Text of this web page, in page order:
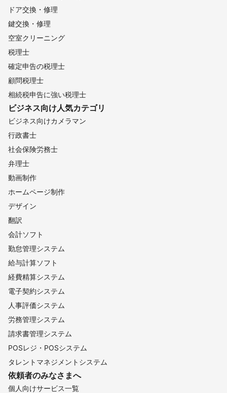
ドア交換・修理
鍵交換・修理
空室クリーニング
税理士
確定申告の税理士
顧問税理士
相続税申告に強い税理士
ビジネス向け人気カテゴリ
ビジネス向けカメラマン
行政書士
社会保険労務士
弁理士
動画制作
ホームページ制作
デザイン
翻訳
会計ソフト
勤怠管理システム
給与計算ソフト
経費精算システム
電子契約システム
人事評価システム
労務管理システム
請求書管理システム
POSレジ・POSシステム
タレントマネジメントシステム
依頼者のみなさまへ
個人向けサービス一覧